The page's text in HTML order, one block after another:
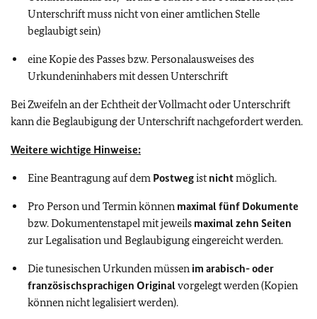
Unterschrift muss nicht von einer amtlichen Stelle
beglaubigt sein)
eine Kopie des Passes bzw. Personalausweises des
Urkundeninhabers mit dessen Unterschrift
Bei Zweifeln an der Echtheit der Vollmacht oder Unterschrift
kann die Beglaubigung der Unterschrift nachgefordert werden.
Weitere wichtige Hinweise:
Eine Beantragung auf dem Postwegistnichtmöglich.
Pro Person und Termin können maximal fünf Dokumente
bzw. Dokumentenstapel mit jeweils maximal zehn Seiten
zur Legalisation und Beglaubigung eingereicht werden.
Die tunesischen Urkunden müssen im arabisch- oder
französischsprachigen Originalvorgelegt werden (Kopien
können nicht legalisiert werden).